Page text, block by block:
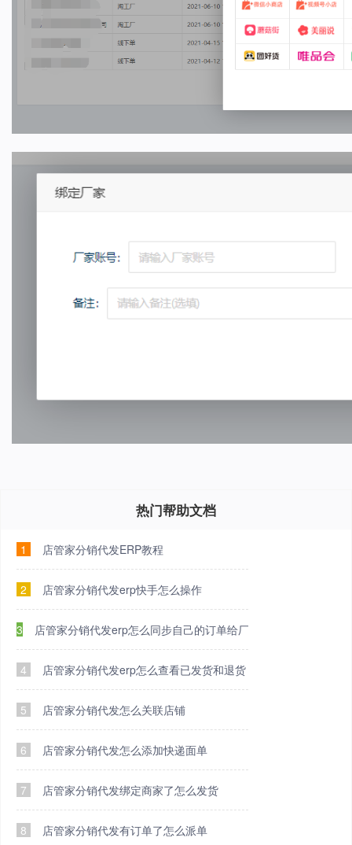
热门帮助文档
1 店管家分销代发ERP教程
2 店管家分销代发erp快手怎么操作
3 店管家分销代发erp怎么同步自己的订单给厂家
4 店管家分销代发erp怎么查看已发货和退货
5 店管家分销代发怎么关联店铺
6 店管家分销代发怎么添加快递面单
7 店管家分销代发绑定商家了怎么发货
8 店管家分销代发有订单了怎么派单